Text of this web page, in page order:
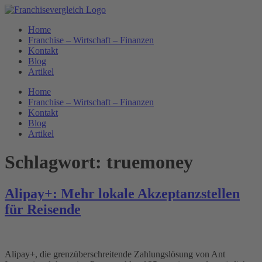
Zum
springenHome
Franchise – Wirtschaft – Finanzen
Kontakt
Blog
Artikel
Home
Franchise – Wirtschaft – Finanzen
Kontakt
Blog
Artikel
Schlagwort: truemoney
Alipay+: Mehr lokale Akzeptanzstellen
für Reisende
Alipay+, die grenzüberschreitende Zahlungslösung von Ant